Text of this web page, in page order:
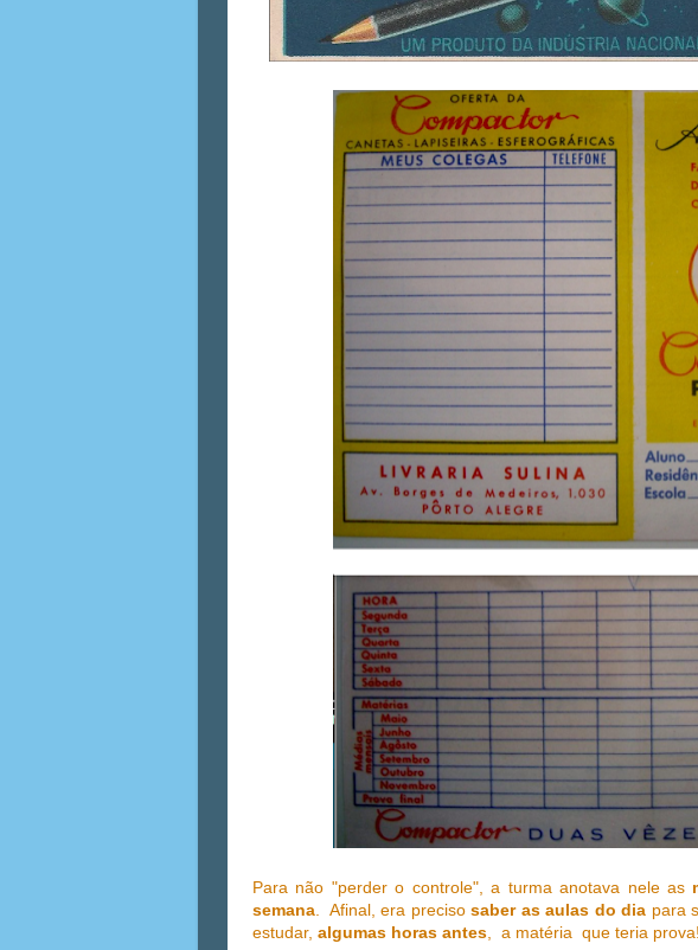
Para não "perder o controle", a turma anotava nele as
semana. Afinal, era precisosaber as aulas do dia para
estudar, algumas horas antes, a matéria que teria